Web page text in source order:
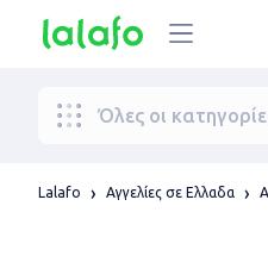
Όλες οι
Lalafo Αγγελίες σε Ελλαδα